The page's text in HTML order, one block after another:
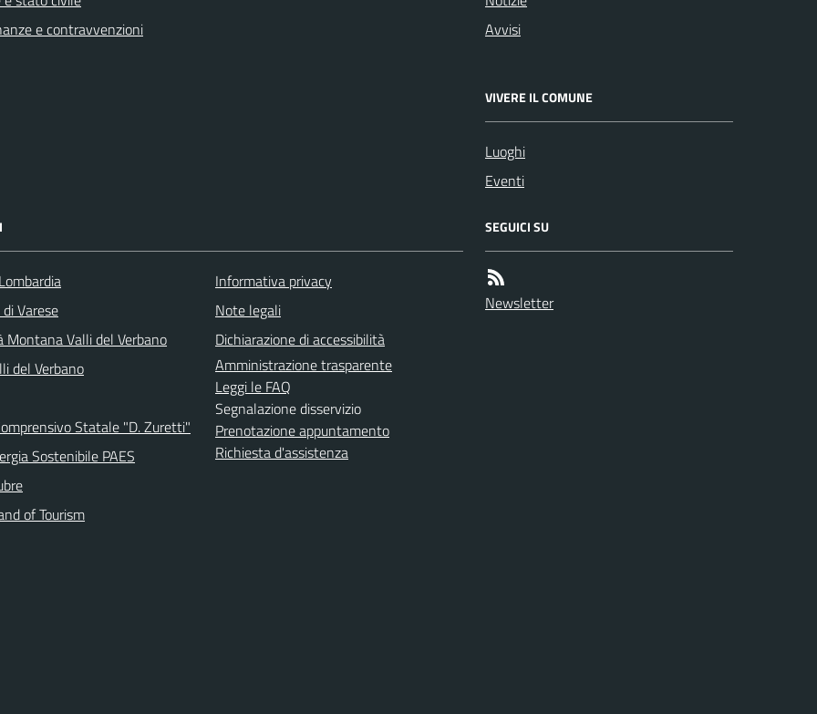
e contravvenzioni
Avvisi
VIVERE IL COMUNE
Luoghi
Eventi
Varese
Montana Valli del Verbano
del Verbano
Statale "D. Zuretti"
Sostenibile PAES
of Tourism
Informativa privacy
Note legali
Dichiarazione di accessibilità
Amministrazione trasparente
Leggi le FAQ
Segnalazione disservizio
Prenotazione appuntamento
Richiesta d'assistenza
SEGUICI SU
Newsletter